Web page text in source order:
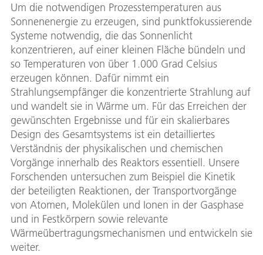
Um die notwendigen Prozesstemperaturen aus
Sonnenenergie zu erzeugen, sind punktfokussierende
Systeme notwendig, die das Sonnenlicht
konzentrieren, auf einer kleinen Fläche bündeln und
so Temperaturen von über 1.000 Grad Celsius
erzeugen können. Dafür nimmt ein
Strahlungsempfänger die konzentrierte Strahlung auf
und wandelt sie in Wärme um. Für das Erreichen der
gewünschten Ergebnisse und für ein skalierbares
Design des Gesamtsystems ist ein detailliertes
Verständnis der physikalischen und chemischen
Vorgänge innerhalb des Reaktors essentiell. Unsere
Forschenden untersuchen zum Beispiel die Kinetik
der beteiligten Reaktionen, der Transportvorgänge
von Atomen, Molekülen und Ionen in der Gasphase
und in Festkörpern sowie relevante
Wärmeübertragungsmechanismen und entwickeln sie
weiter.